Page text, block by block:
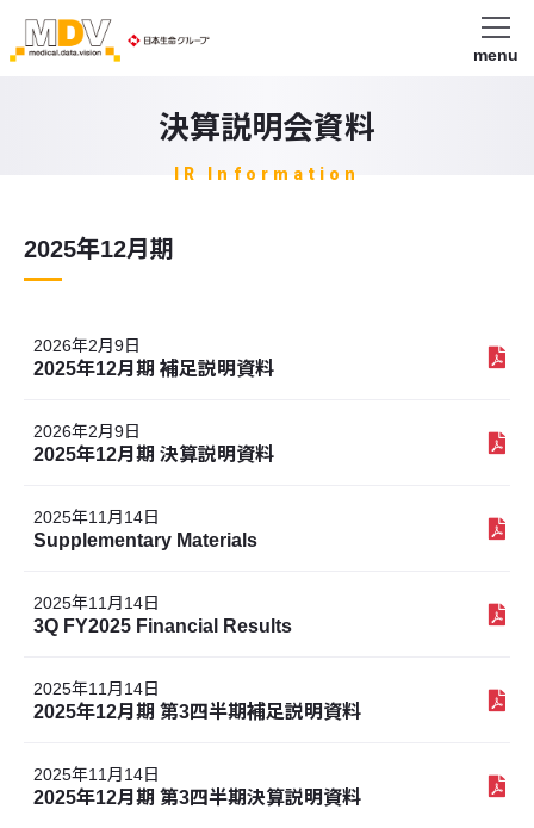
menu
決算説明会資料
IR Information
2025年12月期
2026年2月9日
2025年12月期 補足説明資料
2026年2月9日
2025年12月期 決算説明資料
2025年11月14日
Supplementary Materials
2025年11月14日
3Q FY2025 Financial Results
2025年11月14日
2025年12月期 第3四半期補足説明資料
2025年11月14日
2025年12月期 第3四半期決算説明資料